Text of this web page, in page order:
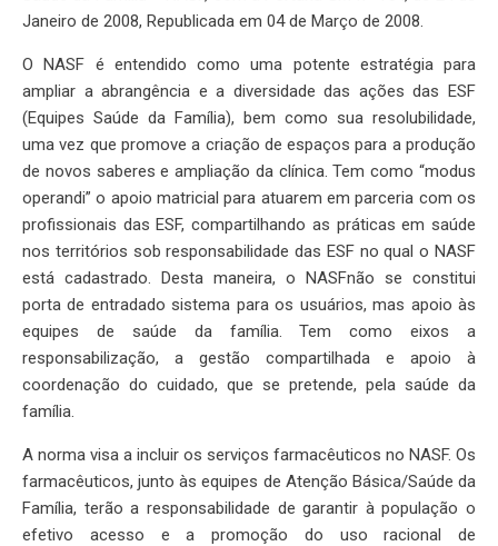
Janeiro de 2008, Republicada em 04 de Março de 2008.
O NASF é entendido como uma potente estratégia para
ampliar a abrangência e a diversidade das ações das ESF
(Equipes Saúde da Família), bem como sua resolubilidade,
uma vez que promove a criação de espaços para a produção
de novos saberes e ampliação da clínica. Tem como “modus
operandi” o apoio matricial para atuarem em parceria com os
profissionais das ESF, compartilhando as práticas em saúde
nos territórios sob responsabilidade das ESF no qual o NASF
está cadastrado. Desta maneira, o NASFnão se constitui
porta de entradado sistema para os usuários, mas apoio às
equipes de saúde da família. Tem como eixos a
responsabilização, a gestão compartilhada e apoio à
coordenação do cuidado, que se pretende, pela saúde da
família.
A norma visa a incluir os serviços farmacêuticos no NASF. Os
farmacêuticos, junto às equipes de Atenção Básica/Saúde da
Família, terão a responsabilidade de garantir à população o
efetivo acesso e a promoção do uso racional de